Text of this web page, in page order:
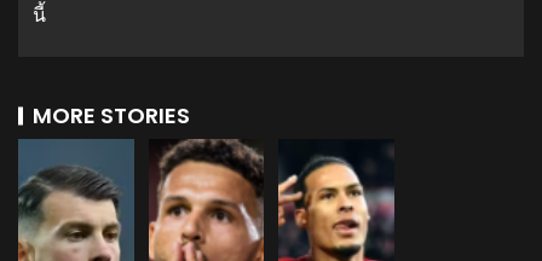
นี้
MORE STORIES